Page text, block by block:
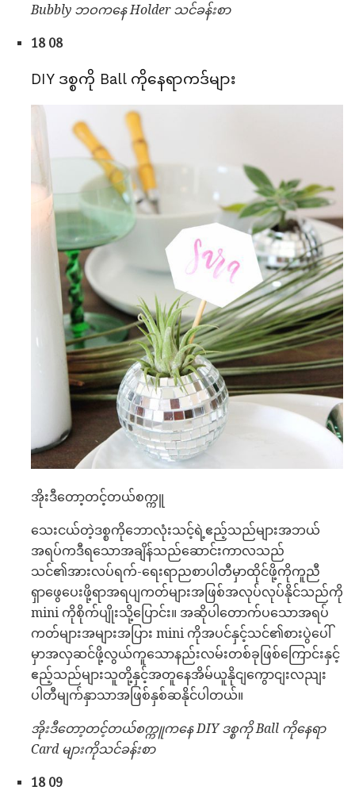
Bubbly ဘဝကနေ Holder သင်ခန်းစာ
18 08
DIY ဒစ္စကို Ball ကိုနေရာကဒ်များ
အိုးဒီတော့တင့်တယ်စက္ကူ
သေးငယ်တဲ့ဒစ္စကိုဘောလုံးသင့်ရဲ့ဧည့်သည်များအဘယ်
အရပ်ကဒီရသောအချိန်သည်ဆောင်းကာလသည်
သင်၏အားလပ်ရက်-ရေးရာညစာပါတီမှာထိုင်ဖို့ကိုကူညီ
ရှာဖွေပေးဖို့ရာအရပျကတ်များအဖြစ်အလုပ်လုပ်နိုင်သည်ကို
mini ကိုစိုက်ပျိုးသို့ပြောင်း။ အဆိုပါတောက်ပသောအရပ်
ကတ်များအများအပြား mini ကိုအပင်နှင့်သင်၏စားပွဲပေါ်
မှာအလှဆင်ဖို့လွယ်ကူသောနည်းလမ်းတစ်ခုဖြစ်ကြောင်းနှင့်
ဧည့်သည်များသူတို့နှင့်အတူနေအိမ်ယူနိုငျကွောငျးလညျး
ပါတီမျက်နှာသာအဖြစ်နှစ်ဆနိုင်ပါတယ်။
အိုးဒီတော့တင့်တယ်စက္ကူကနေ DIY ဒစ္စကို Ball ကိုနေရာ
Card များကိုသင်ခန်းစာ
18 09